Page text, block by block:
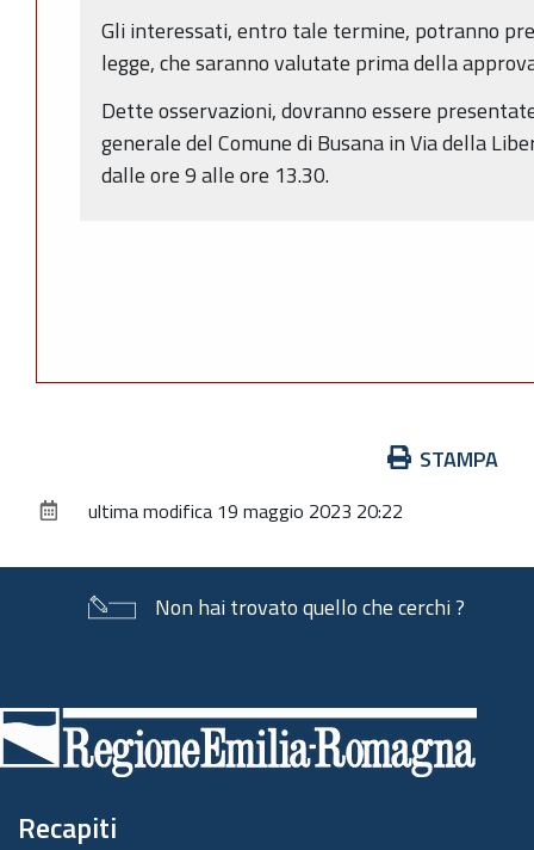
Gli interessati, entro tale termine, potranno
legge, che saranno valutate prima della
Dette osservazioni, dovranno essere
generale del Comune di Busana in Via della
dalle ore 9 alle ore 13.30.
documento
STAMPA
ultima modifica 19 maggio 2023 20:22
Non hai trovato quello che cerchi ?
di
pagina
Recapiti